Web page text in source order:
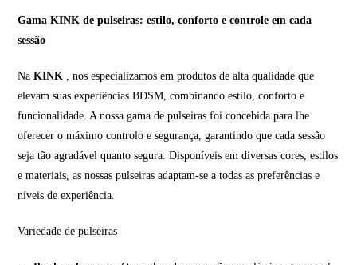
Gama KINK de pulseiras: estilo, conforto e controle em cada
sessão
NaKINK , nos especializamos em produtos de alta qualidade que
elevam suas experiências BDSM, combinando estilo, conforto e
funcionalidade. A nossa gama de pulseiras foi concebida para lhe
oferecer o máximo controlo e segurança, garantindo que cada sessão
seja tão agradável quanto segura. Disponíveis em diversas cores, estilos
e materiais, as nossas pulseiras adaptam-se a todas as preferências e
níveis de experiência.
Variedade de pulseiras